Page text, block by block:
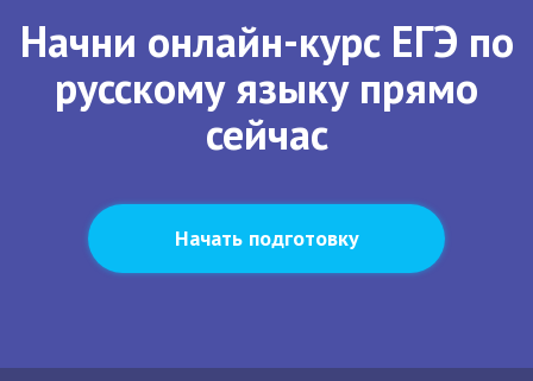
Начни онлайн-курс ЕГЭ по
русскому языку прямо
сейчас
Начать подготовку